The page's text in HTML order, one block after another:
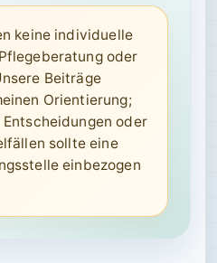
keine individuelle
oder
Beiträge
Orientierung;
oder
sollte eine
einbezogen